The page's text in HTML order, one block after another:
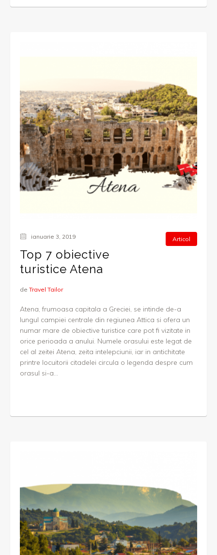
Articol
ianuarie 3, 2019
Top 7 obiective
turistice Atena
de Travel Tailor
Atena, frumoasa capitala a Greciei, se intinde de-a
lungul campiei centrale din regiunea Attica si ofera un
numar mare de obiective turistice care pot fi vizitate in
orice perioada a anului. Numele orasului este legat de
cel al zeitei Atena, zeita intelepciunii, iar in antichitate
printre locuitorii citadelei circula o legenda despre cum
orasul si-a...